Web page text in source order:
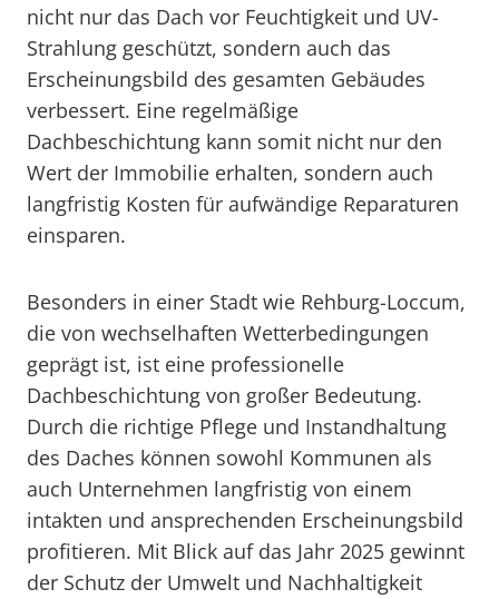
nicht nur das Dach vor Feuchtigkeit und UV-
Strahlung geschützt, sondern auch das
Erscheinungsbild des gesamten Gebäudes
verbessert. Eine regelmäßige
Dachbeschichtung kann somit nicht nur den
Wert der Immobilie erhalten, sondern auch
langfristig Kosten für aufwändige Reparaturen
einsparen.
Besonders in einer Stadt wie Rehburg-Loccum,
die von wechselhaften Wetterbedingungen
geprägt ist, ist eine professionelle
Dachbeschichtung von großer Bedeutung.
Durch die richtige Pflege und Instandhaltung
des Daches können sowohl Kommunen als
auch Unternehmen langfristig von einem
intakten und ansprechenden Erscheinungsbild
profitieren. Mit Blick auf das Jahr 2025 gewinnt
der Schutz der Umwelt und Nachhaltigkeit